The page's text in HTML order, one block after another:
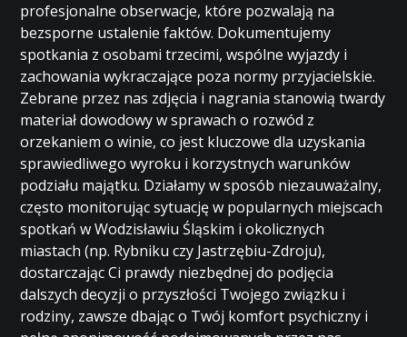
profesjonalne obserwacje, które pozwalają na
bezsporne ustalenie faktów. Dokumentujemy
spotkania z osobami trzecimi, wspólne wyjazdy i
zachowania wykraczające poza normy przyjacielskie.
Zebrane przez nas zdjęcia i nagrania stanowią twardy
materiał dowodowy w sprawach o rozwód z
orzekaniem o winie, co jest kluczowe dla uzyskania
sprawiedliwego wyroku i korzystnych warunków
podziału majątku. Działamy w sposób niezauważalny,
często monitorując sytuację w popularnych miejscach
spotkań w Wodzisławiu Śląskim i okolicznych
miastach (np. Rybniku czy Jastrzębiu-Zdroju),
dostarczając Ci prawdy niezbędnej do podjęcia
dalszych decyzji o przyszłości Twojego związku i
rodziny, zawsze dbając o Twój komfort psychiczny i